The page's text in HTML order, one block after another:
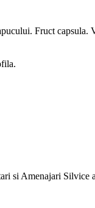
Fruct capsula.
si Amenajari